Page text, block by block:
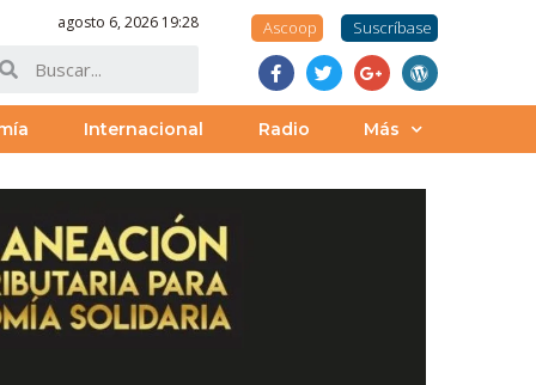
agosto 6, 2026 19:28 Ascoop Suscríbase
Internacional Radio Más